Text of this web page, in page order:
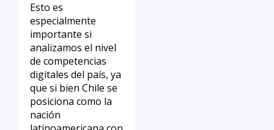
Esto es
especialmente
importante si
analizamos el nivel
de competencias
digitales del país, ya
que si bien Chile se
posiciona como la
nación